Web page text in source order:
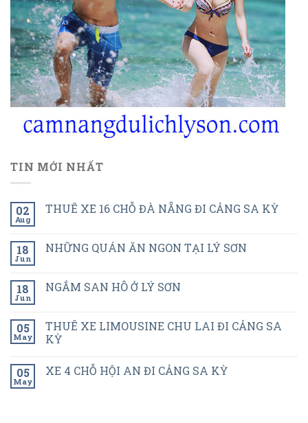
TIN MỚI NHẤT
02
Aug
THUÊ XE 16 CHỖ ĐÀ NẴNG ĐI CẢNG SA KỲ
18
Jun
NHỮNG QUÁN ĂN NGON TẠI LÝ SƠN
18
Jun
NGẮM SAN HÔ Ở LÝ SƠN
05
May
THUÊ XE LIMOUSINE CHU LAI ĐI CẢNG SA
KỲ
05
May
XE 4 CHỖ HỘI AN ĐI CẢNG SA KỲ